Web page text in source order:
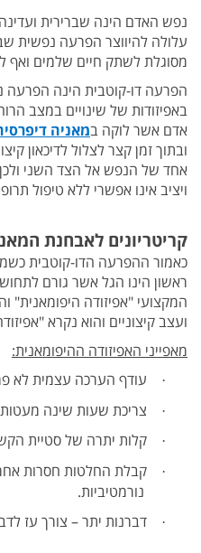
נפש האדם הינה שברירית ועדינה
עלולה להיווצר הפרעה נפשית
מסוגלת לשתק חיים שלמים ואף
הפרעה דו-קוטבית הינה הפרעה
באפיזודות של שינויים במצב
אדם אשר לוקה במאניה
ובתוך זמן קצר לצלול לדיכאון
אחד של הנפש אל הצד השני ולכן
ויציב אינו אפשרי ללא טיפול
קריטריונים לאבחנת
כאמור ההפרעה הדו-קוטבית
ראשון הינו הגל אשר גורם
המקצועי "אפיזודה היפומאנית"
ועצב קיצוניים והוא נקרא
מאפייני האפיזודה ההיפומאנית:
· עודף הערכה עצמית לא
· צריכת שעות שינה מעטות
· קלות יתרה של סטיית
·
קבלת החלטות חסרות
נורמטיביות.
· דברנות יתר – צורך עז